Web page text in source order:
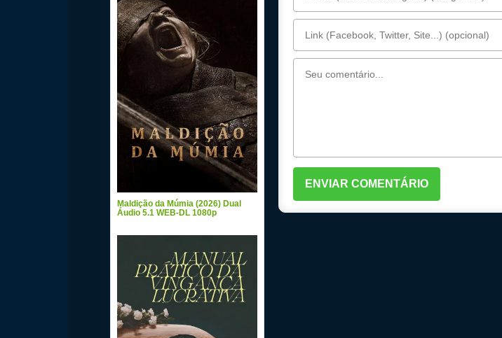
Maldição da Múmia (2026) Dual
Áudio 5.1 WEB-DL 1080p